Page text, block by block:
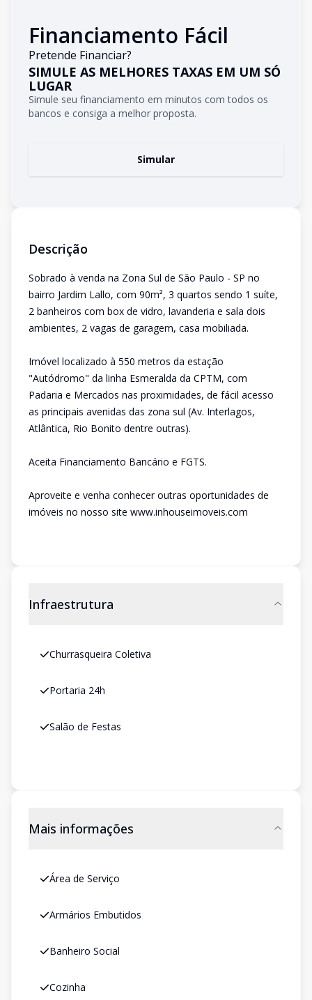
Financiamento Fácil
Pretende Financiar?
SIMULE AS MELHORES TAXAS EM UM SÓ
LUGAR
Simule seu financiamento em minutos com todos os
bancos e consiga a melhor proposta.
Simular
Descrição
Sobrado à venda na Zona Sul de São Paulo - SP no
bairro Jardim Lallo, com 90m², 3 quartos sendo 1 suíte,
2 banheiros com box de vidro, lavanderia e sala dois
ambientes, 2 vagas de garagem, casa mobiliada.
Imóvel localizado à 550 metros da estação
"Autódromo" da linha Esmeralda da CPTM, com
Padaria e Mercados nas proximidades, de fácil acesso
as principais avenidas das zona sul (Av. Interlagos,
Atlântica, Rio Bonito dentre outras).
Aceita Financiamento Bancário e FGTS.
Aproveite e venha conhecer outras oportunidades de
imóveis no nosso site www.inhouseimoveis.com
Infraestrutura
Churrasqueira Coletiva
Portaria 24h
Salão de Festas
Mais informações
Área de Serviço
Armários Embutidos
Banheiro Social
Cozinha